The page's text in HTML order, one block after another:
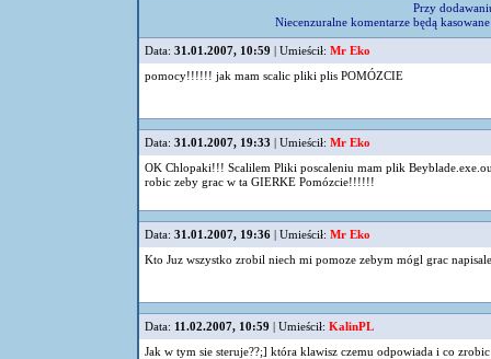
Przy
Niecenzuralne komentarze będą
Data: 31.01.2007, 10:59 | Umieścił: Mr Eko
pomocy!!!!!! jak mam scalic pliki plis POMÓZCIE
Data: 31.01.2007, 19:33 | Umieścił: Mr Eko
OK Chlopaki!!! Scalilem Pliki poscaleniu mam plik
robic zeby grac w ta GIERKE Pomózcie!!!!!!
Data: 31.01.2007, 19:36 | Umieścił: Mr Eko
Kto Juz wszystko zrobil niech mi pomoze zebym mógl grac
Data: 11.02.2007, 10:59 | Umieścił: KalinPL
Jak w tym sie steruje??;] która klawisz czemu odpowiada i co